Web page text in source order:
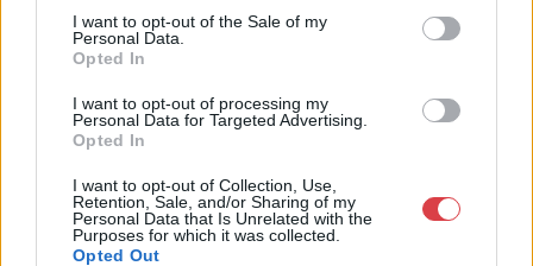
I want to opt-out of the Sale of my
Personal Data.
Opted In
I want to opt-out of processing my
Personal Data for Targeted Advertising.
Opted In
I want to opt-out of Collection, Use,
Retention, Sale, and/or Sharing of my
Personal Data that Is Unrelated with the
Purposes for which it was collected.
Opted Out
KAPCSOLÓDÓ MŰTÁRGYAK